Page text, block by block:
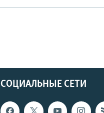
СОЦИАЛЬНЫЕ СЕТИ